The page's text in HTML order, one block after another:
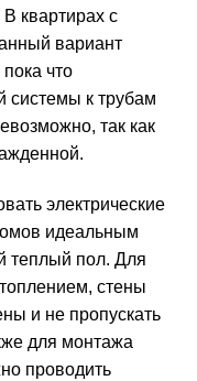
квартирах с
вариант
что
системы к трубам
так как
электрические
идеальным
теплый пол. Для
стены
и не пропускать
для монтажа
проводить